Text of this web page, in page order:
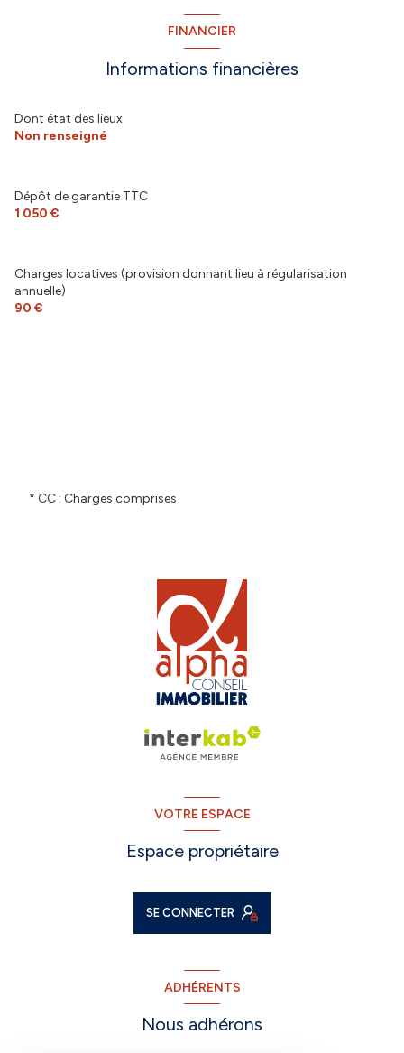
FINANCIER
Informations financières
Dont état des lieux
Non renseigné
Dépôt de garantie TTC
1 050 €
Charges locatives (provision donnant lieu à régularisation
annuelle)
90 €
* CC : Charges comprises
VOTRE ESPACE
Espace propriétaire
SE CONNECTER
ADHÉRENTS
Nous adhérons